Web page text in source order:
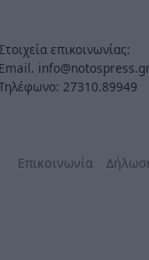
επικοινωνίας:
Email. info@notospress.gr
27310.89949
Επικοινωνία